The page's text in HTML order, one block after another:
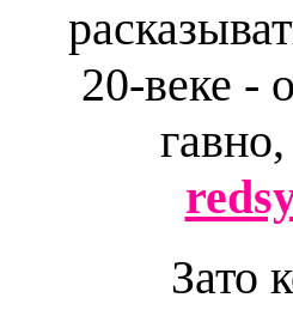
20-веке -
Зато